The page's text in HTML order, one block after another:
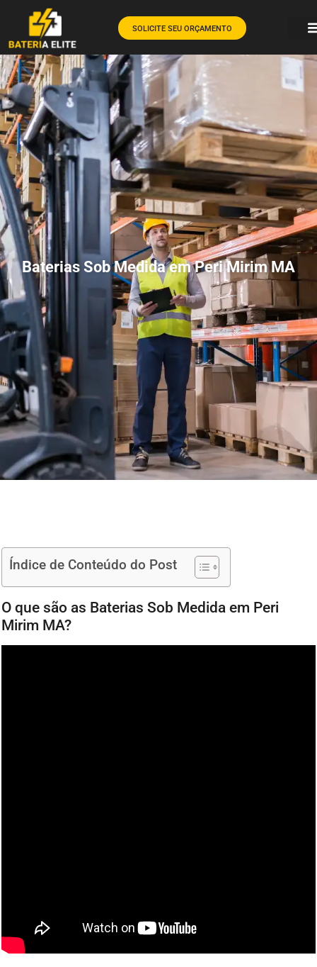
SOLICITE SEU ORÇAMENTO
Baterias Sob Medida em Peri Mirim MA
Índice de Conteúdo do Post
O que são as Baterias Sob Medida em Peri
Mirim MA?